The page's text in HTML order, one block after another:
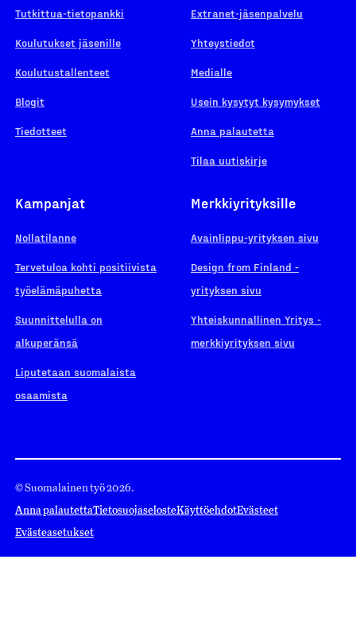
Tutkittua-tietopankki
Koulutukset jäsenille
Koulutustallenteet
Blogit
Tiedotteet
Extranet-jäsenpalvelu
Yhteystiedot
Medialle
Usein kysytyt kysymykset
Anna palautetta
Tilaa uutiskirje
Kampanjat
Nollatilanne
Tervetuloa kohti positiivista
työelämäpuhetta
Suunnittelulla on
alkuperänsä
Liputetaan suomalaista
osaamista
Merkkiyrityksille
Avainlippu-yrityksen sivu
Design from Finland -
yrityksen sivu
Yhteiskunnallinen Yritys -
merkkiyrityksen sivu
© Suomalainen työ 2026.
Anna palautettaTietosuojaselosteKäyttöehdotEvästeet
Evästeasetukset